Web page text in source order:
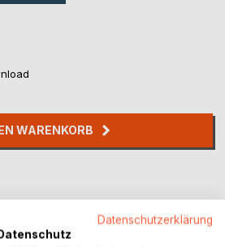
WARENKORB
Datenschutzerklärung